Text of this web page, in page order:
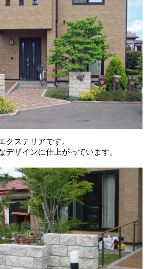
クステリアです。
デザインに仕上がっています。